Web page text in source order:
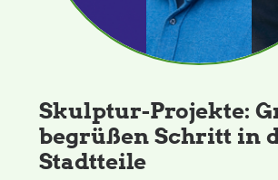
Skulptur-Projekte:
begrüßen Schritt in
Stadtteile